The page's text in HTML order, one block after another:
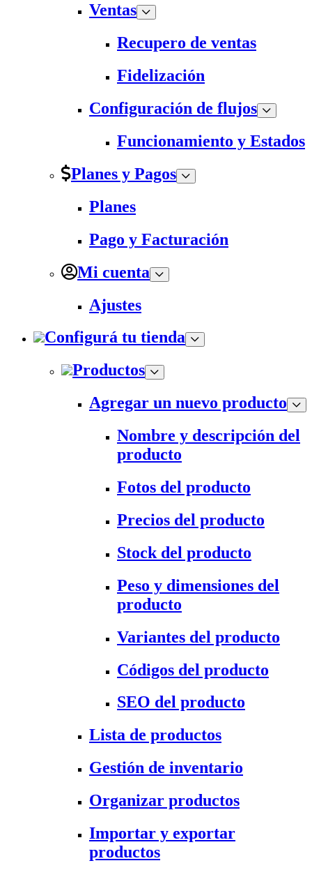
Ventas
Recupero de ventas
Fidelización
Configuración de flujos
Funcionamiento y Estados
Planes y Pagos
Planes
Pago y Facturación
Mi cuenta
Ajustes
Configurá tu tienda
Productos
Agregar un nuevo producto
Nombre y descripción del
producto
Fotos del producto
Precios del producto
Stock del producto
Peso y dimensiones del
producto
Variantes del producto
Códigos del producto
SEO del producto
Lista de productos
Gestión de inventario
Organizar productos
Importar y exportar
productos